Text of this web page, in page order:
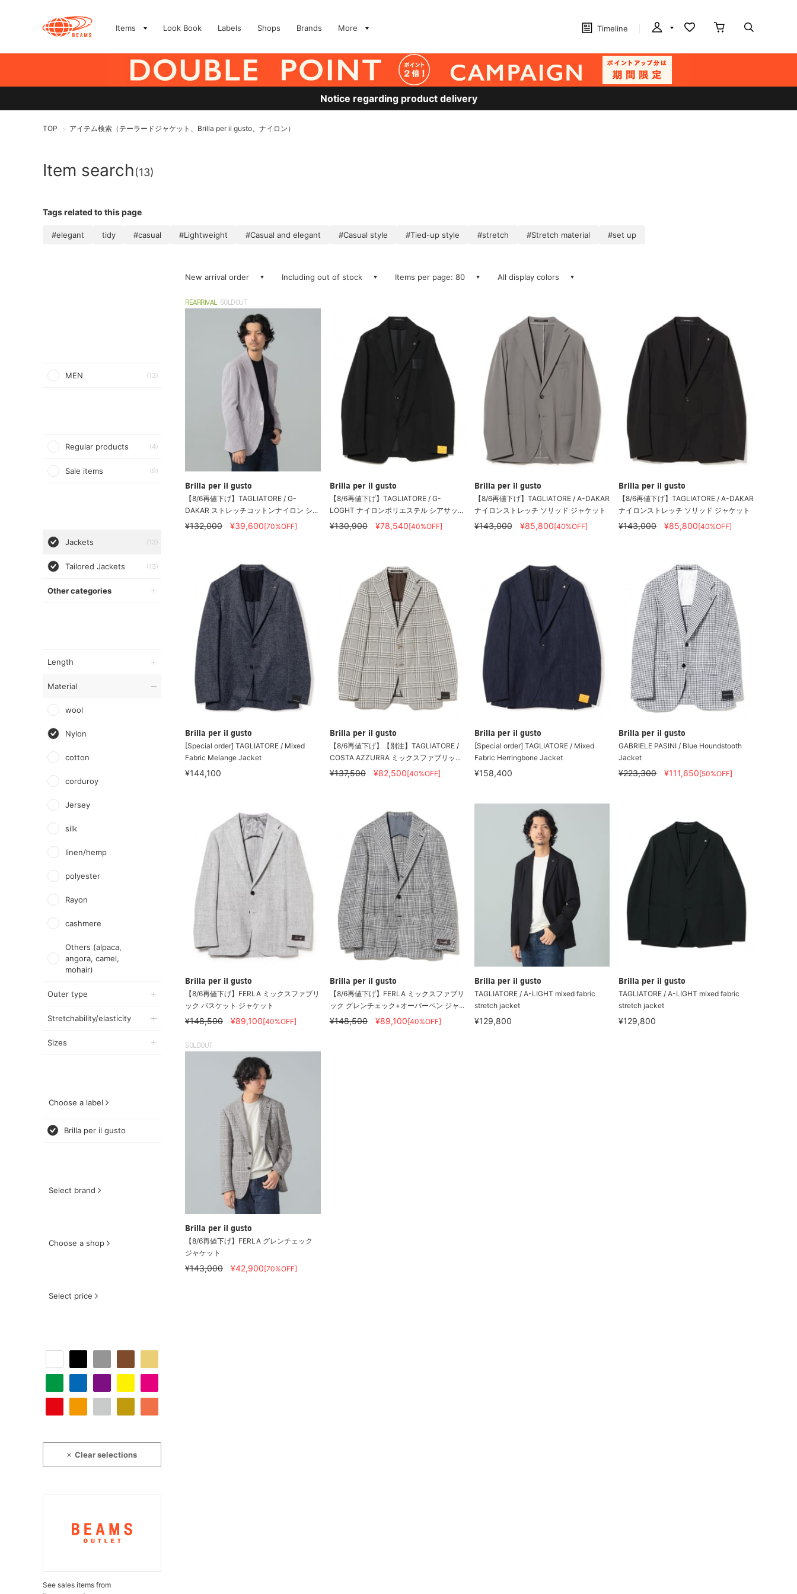
Items Look Book Labels Shops Brands More Timeline
Notice regarding product delivery
TOP > アイテム検索（テーラードジャケット、Brilla per il gusto、ナイロン）
Item search(13)
Tags related to this page
#elegant tidy #casual #Lightweight #Casual and elegant #Casual style #Tied-up style #stretch #Stretch material #set up
MEN (13)
Regular products (4)
Sale items (9)
Jackets (13)
Tailored Jackets (13)
Other categories
Length
Material
wool
Nylon
cotton
corduroy
Jersey
silk
linen/hemp
polyester
Rayon
cashmere
Others (alpaca,
angora, camel,
mohair)
Outer type
Stretchability/elasticity
Sizes
Choose a label
Brilla per il gusto
Select brand
Choose a shop
Select price
Clear selections
See sales items from
New arrival order Including out of stock Items per page: 80 All display colors
REARRIVAL SOLDOUT
Brilla per il gusto
【8/6再値下げ】TAGLIATORE / G-
DAKAR ストレッチコットンナイロン シ...
¥132,000 ¥39,600[70%OFF]
Brilla per il gusto
【8/6再値下げ】TAGLIATORE / G-
LOGHT ナイロンポリエステル シアサッ...
¥130,900 ¥78,540[40%OFF]
Brilla per il gusto
【8/6再値下げ】TAGLIATORE / A-DAKAR
ナイロンストレッチ ソリッド ジャケット
¥143,000 ¥85,800[40%OFF]
Brilla per il gusto
【8/6再値下げ】TAGLIATORE / A-DAKAR
ナイロンストレッチ ソリッド ジャケット
¥143,000 ¥85,800[40%OFF]
Brilla per il gusto
[Special order] TAGLIATORE / Mixed
Fabric Melange Jacket
¥144,100
Brilla per il gusto
【8/6再値下げ】【別注】TAGLIATORE /
COSTA AZZURRA ミックスファブリッ...
¥137,500 ¥82,500[40%OFF]
Brilla per il gusto
[Special order] TAGLIATORE / Mixed
Fabric Herringbone Jacket
¥158,400
Brilla per il gusto
GABRIELE PASINI / Blue Houndstooth
Jacket
¥223,300 ¥111,650[50%OFF]
Brilla per il gusto
【8/6再値下げ】FERLA ミックスファブリ
ック バスケット ジャケット
¥148,500 ¥89,100[40%OFF]
Brilla per il gusto
【8/6再値下げ】FERLA ミックスファブリ
ック グレンチェック+オーバーペン ジャ...
¥148,500 ¥89,100[40%OFF]
Brilla per il gusto
TAGLIATORE / A-LIGHT mixed fabric
stretch jacket
¥129,800
Brilla per il gusto
TAGLIATORE / A-LIGHT mixed fabric
stretch jacket
¥129,800
SOLDOUT
Brilla per il gusto
【8/6再値下げ】FERLA グレンチェック
ジャケット
¥143,000 ¥42,900[70%OFF]